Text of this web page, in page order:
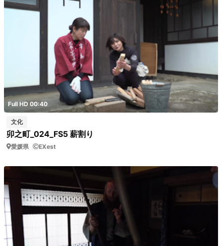
Full HD 00:40
文化
卯之町_024_FS5 薪割り
愛媛県 EXest